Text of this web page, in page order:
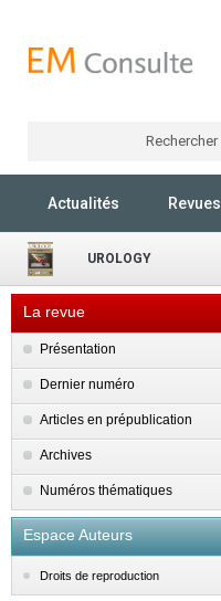
Rechercher
Actualités Revues
UROLOGY
La revue
Présentation
Dernier numéro
Articles en prépublication
Archives
Numéros thématiques
Espace Auteurs
Droits de reproduction